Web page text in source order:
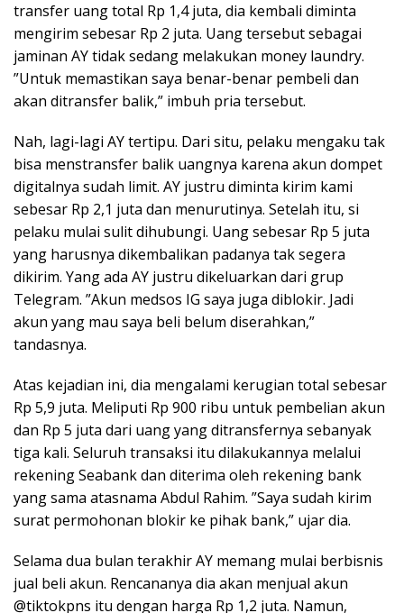
transfer uang total Rp 1,4 juta, dia kembali diminta
mengirim sebesar Rp 2 juta. Uang tersebut sebagai
jaminan AY tidak sedang melakukan money laundry.
”Untuk memastikan saya benar-benar pembeli dan
akan ditransfer balik,” imbuh pria tersebut.
Nah, lagi-lagi AY tertipu. Dari situ, pelaku mengaku tak
bisa menstransfer balik uangnya karena akun dompet
digitalnya sudah limit. AY justru diminta kirim kami
sebesar Rp 2,1 juta dan menurutinya. Setelah itu, si
pelaku mulai sulit dihubungi. Uang sebesar Rp 5 juta
yang harusnya dikembalikan padanya tak segera
dikirim. Yang ada AY justru dikeluarkan dari grup
Telegram. ”Akun medsos IG saya juga diblokir. Jadi
akun yang mau saya beli belum diserahkan,”
tandasnya.
Atas kejadian ini, dia mengalami kerugian total sebesar
Rp 5,9 juta. Meliputi Rp 900 ribu untuk pembelian akun
dan Rp 5 juta dari uang yang ditransfernya sebanyak
tiga kali. Seluruh transaksi itu dilakukannya melalui
rekening Seabank dan diterima oleh rekening bank
yang sama atasnama Abdul Rahim. ”Saya sudah kirim
surat permohonan blokir ke pihak bank,” ujar dia.
Selama dua bulan terakhir AY memang mulai berbisnis
jual beli akun. Rencananya dia akan menjual akun
@tiktokpns itu dengan harga Rp 1,2 juta. Namun,